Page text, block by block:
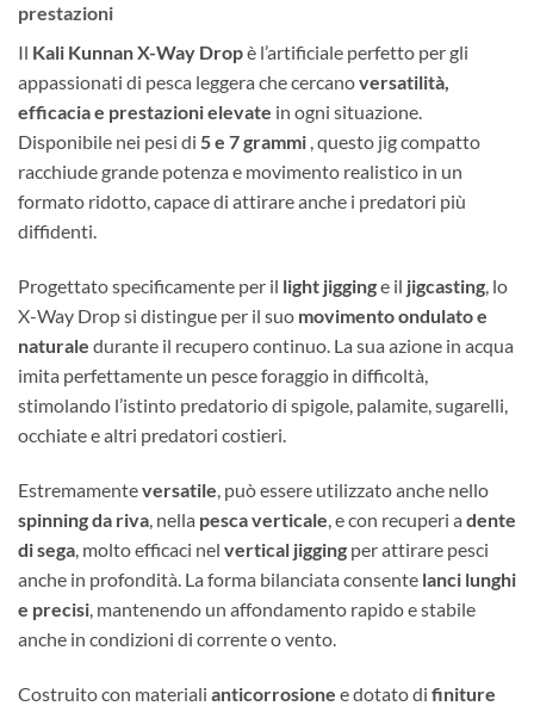
prestazioni
Il Kali Kunnan X-Way Dropè l’artificiale perfetto per gli
appassionati di pesca leggera che cercanoversatilità,
efficacia e prestazioni elevate in ogni situazione.
Disponibile nei pesi di 5 e 7 grammi , questo jig compatto
racchiude grande potenza e movimento realistico in un
formato ridotto, capace di attirare anche i predatori più
diffidenti.
Progettato specificamente per il light jigginge il jigcasting, lo
X-Way Drop si distingue per il suo movimento ondulato e
naturale durante il recupero continuo. La sua azione in acqua
imita perfettamente un pesce foraggio in difficoltà,
stimolando l’istinto predatorio di spigole, palamite, sugarelli,
occhiate e altri predatori costieri.
Estremamenteversatile, può essere utilizzato anche nello
spinning da riva, nella pesca verticale, e con recuperi a dente
di sega, molto efficaci nel vertical jigging per attirare pesci
anche in profondità. La forma bilanciata consente lanci lunghi
e precisi, mantenendo un affondamento rapido e stabile
anche in condizioni di corrente o vento.
Costruito con materiali anticorrosione e dotato di finiture